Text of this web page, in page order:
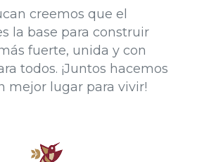
creemos que el
la base para construir
fuerte, unida y con
todos. ¡Juntos hacemos
mejor lugar para vivir!